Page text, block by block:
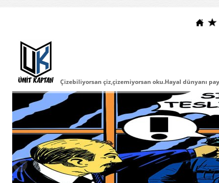
Çizebiliyorsan çiz,çizemiyorsan oku.Hayal dünyanı